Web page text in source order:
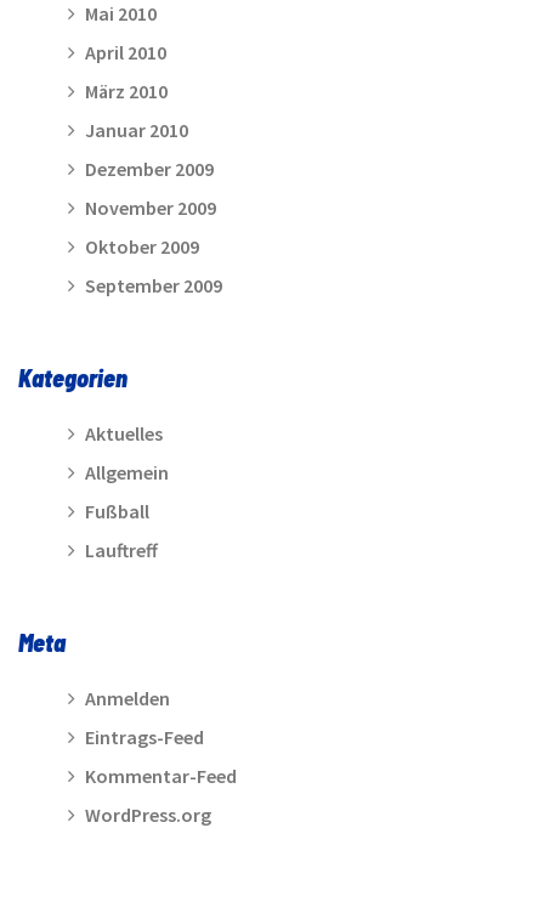
Mai 2010
April 2010
März 2010
Januar 2010
Dezember 2009
November 2009
Oktober 2009
September 2009
Kategorien
Aktuelles
Allgemein
Fußball
Lauftreff
Meta
Anmelden
Eintrags-Feed
Kommentar-Feed
WordPress.org